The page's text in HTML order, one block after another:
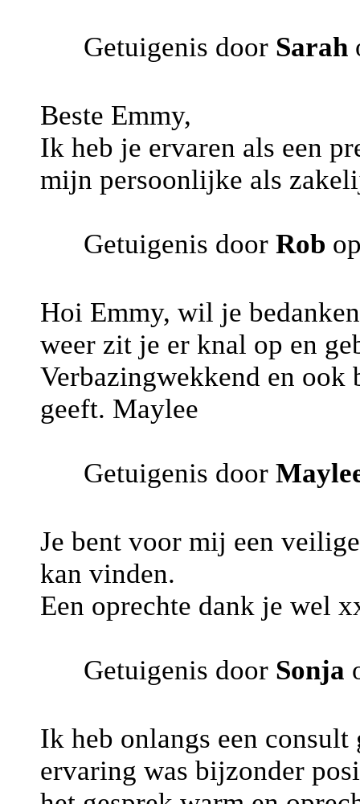
Getuigenis door Sarah
Beste Emmy,
Ik heb je ervaren als een
mijn persoonlijke als
Getuigenis door Rob
Hoi Emmy, wil je
weer zit je er knal op en
Verbazingwekkend en ook
geeft. Maylee
Getuigenis door
Je bent voor mij een
kan vinden.
Een oprechte dank je wel
Getuigenis door Sonja
Ik heb onlangs een
ervaring was bijzonder